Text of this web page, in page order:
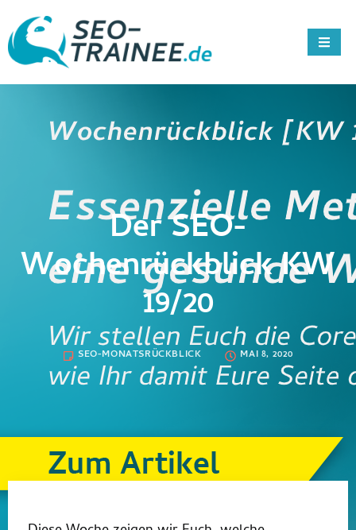
Der SEO-
Wochenrückblick KW
19/20
SEO-MONATSRÜCKBLICK MAI 8, 2020